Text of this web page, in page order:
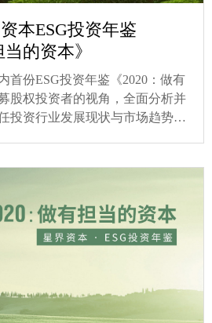
本ESG投资年鉴
当的资本》
首份ESG投资年鉴《2020：做有
股权投资者的视角，全面分析并
投资行业发展现状与市场趋势，